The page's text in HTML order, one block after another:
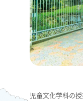
児童文化学科の